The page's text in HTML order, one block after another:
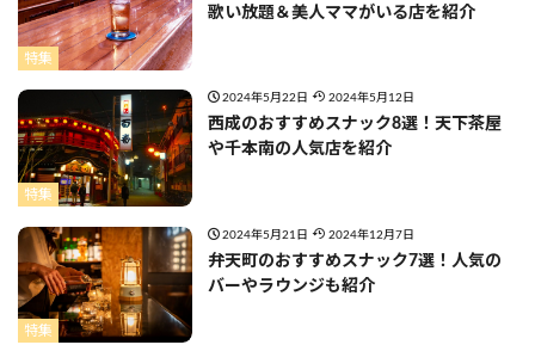
特集
歌い放題＆美人ママがいる店を紹介
特集
2024年5月22日 2024年5月12日
西成のおすすめスナック8選！天下茶屋
や千本南の人気店を紹介
特集
2024年5月21日 2024年12月7日
弁天町のおすすめスナック7選！人気の
バーやラウンジも紹介